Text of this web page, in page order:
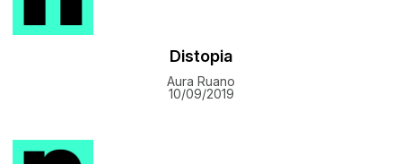
Distopia
Aura Ruano
10/09/2019